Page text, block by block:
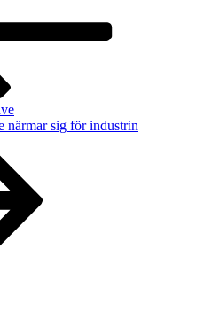
närmar sig för industrin